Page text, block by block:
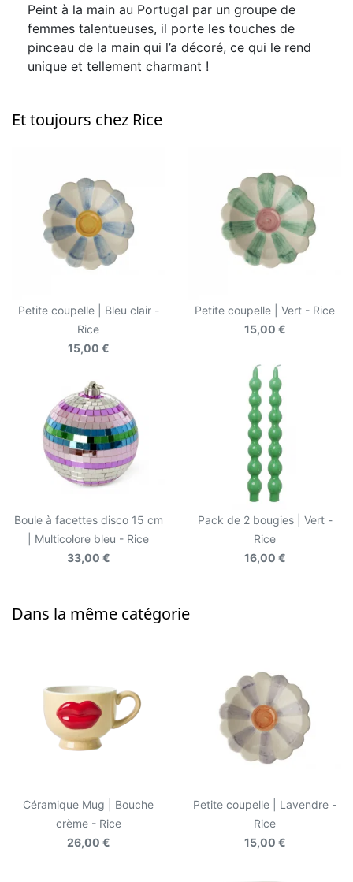
Peint à la main au Portugal par un groupe de
femmes talentueuses, il porte les touches de
pinceau de la main qui l’a décoré, ce qui le rend
unique et tellement charmant !
Et toujours chez Rice
Petite coupelle | Bleu clair -
Rice
15,00 €
Petite coupelle | Vert - Rice
15,00 €
Boule à facettes disco 15 cm
| Multicolore bleu - Rice
33,00 €
Pack de 2 bougies | Vert -
Rice
16,00 €
Dans la même catégorie
Céramique Mug | Bouche
crème - Rice
26,00 €
Petite coupelle | Lavendre -
Rice
15,00 €